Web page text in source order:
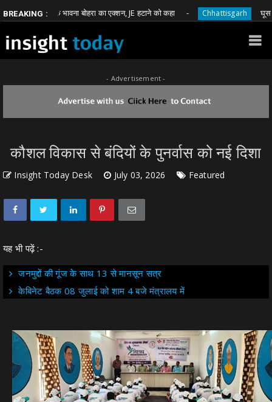
BREAKING :
विधायक भावना बोहरा का एक्शन, JE हटाने को कहा Chhattisgarh घूस मांगने
- Advertisement -
कौशल विकास से बंदियों के पुनर्वास को नई दिशा
Insight Today Desk July 03, 2026 Featured
यह भी पढ़ें :-
जनमुद्दों की गूंज के साथ 13 से मानसून सत्र
केबिनेट बैठक 08 जुलाई को शाम 4 बजे मंत्रालय में